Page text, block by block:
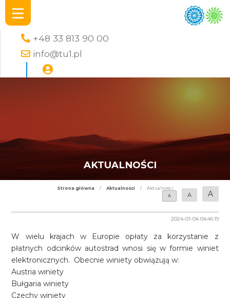
+48 33 813 90 00
info@tu1.pl
AKTUALNOŚCI
Strona główna / Aktualności /
Aktualności
A
A A
2024-01-04 04:46:19
W wielu krajach w Europie opłaty za korzystanie z
płatnych odcinków autostrad wnosi się w formie winiet
elektronicznych. Obecnie winiety obwiązują w:
Austria winiety
Bułgaria winiety
Czechy winiety